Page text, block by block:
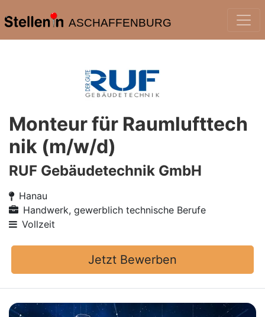
ASCHAFFENBURG
Monteur für Raumlufttech
nik (m/w/d)
RUF Gebäudetechnik GmbH
Hanau
Handwerk, gewerblich technische Berufe
Vollzeit
Jetzt Bewerben